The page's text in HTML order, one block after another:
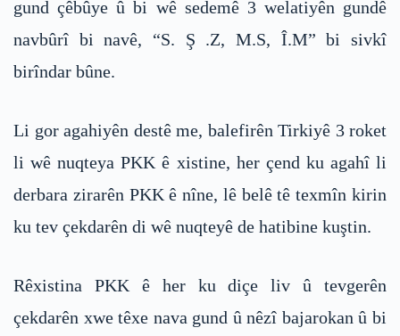
gund çêbûye û bi wê sedemê 3 welatiyên gundê
navbûrî bi navê, “S. Ş .Z, M.S, Î.M” bi sivkî
birîndar bûne.
Li gor agahiyên destê me, balefirên Tirkiyê 3 roket
li wê nuqteya PKK ê xistine, her çend ku agahî li
derbara zirarên PKK ê nîne, lê belê tê texmîn kirin
ku tev çekdarên di wê nuqteyê de hatibine kuştin.
Rêxistina PKK ê her ku diçe liv û tevgerên
çekdarên xwe têxe nava gund û nêzî bajarokan û bi